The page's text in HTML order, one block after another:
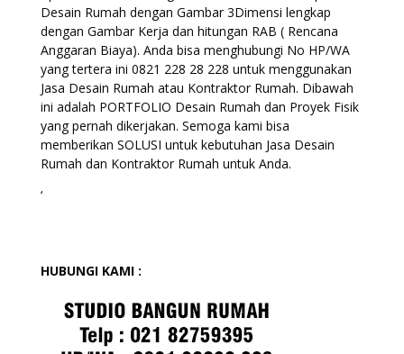
Desain Rumah dengan Gambar 3Dimensi lengkap
dengan Gambar Kerja dan hitungan RAB ( Rencana
Anggaran Biaya). Anda bisa menghubungi No HP/WA
yang tertera ini 0821 228 28 228 untuk menggunakan
Jasa Desain Rumah atau Kontraktor Rumah. Dibawah
ini adalah PORTFOLIO Desain Rumah dan Proyek Fisik
yang pernah dikerjakan. Semoga kami bisa
memberikan SOLUSI untuk kebutuhan Jasa Desain
Rumah dan Kontraktor Rumah untuk Anda.
‘
HUBUNGI KAMI :